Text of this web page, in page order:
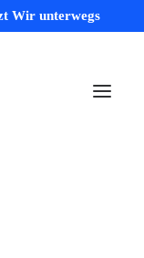
Wir unterwegs